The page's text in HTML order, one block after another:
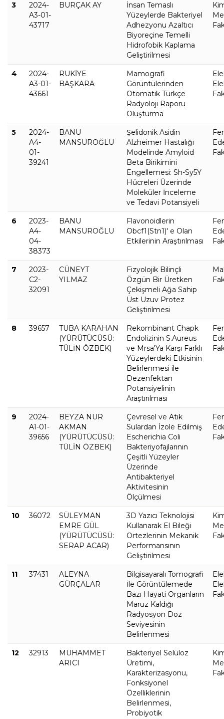
3
2024-
A3-01-
43717
BURÇAK AY
İnsan Temaslı
Yüzeylerde Bakteriyel
Adhezyonu Azaltıcı
Biyoreçine Temelli
Hidrofobik Kaplama
Geliştirilmesi
4
2024-
A3-01-
43661
RUKİYE
BAŞKARA
Mamografi
Görüntülerinden
Otomatik Türkçe
Radyoloji Raporu
Oluşturma
5
2024-
A4-
01-
39241
BANU
MANSUROĞLU
Şelidonik Asidin
Alzheimer Hastalığı
Modelinde Amyloid
Beta Birikimini
Engellemesi: Sh-Sy5Y
Hücreleri Üzerinde
Moleküler İnceleme
ve Tedavi Potansiyeli
6
2023-
A4-
04-
38373
BANU
MANSUROĞLU
Flavonoidlerin
Obcf1(Stn1)' e Olan
Etkilerinin Araştırılması
7
2023-
C2-
32091
CÜNEYT
YILMAZ
Fizyolojik Bilinçli
Özgün Bir Üretken
Çekişmeli Ağa Sahip
Üst Uzuv Protez
Geliştirilmesi
8 39657
TUBA KARAHAN
(YÜRÜTÜCÜSÜ:
TÜLİN ÖZBEK)
Rekombinant Chapk
Endolizinin S.Aureus
ve Mrsa'Ya Karşı Farklı
Yüzeylerdeki Etkisinin
Belirlenmesi ile
Dezenfektan
Potansiyelinin
Araştırılması
9
2024-
A1-01-
39656
BEYZA NUR
AKMAN
(YÜRÜTÜCÜSÜ:
TÜLİN ÖZBEK)
Çevresel ve Atık
Sulardan İzole Edilmiş
Escherichia Coli
Bakteriyofajlarının
Çeşitli Yüzeyler
Üzerinde
Antibakteriyel
Aktivitesinin
Ölçülmesi
10 36072
SÜLEYMAN
EMRE GÜL
(YÜRÜTÜCÜSÜ:
SERAP ACAR)
3D Yazıcı Teknolojisi
Kullanarak El Bileği
Ortezlerinin Mekanik
Performansının
Geliştirilmesi
11 37431
ALEYNA
GÜRÇALAR
Bilgisayaralı Tomografi
İle Görüntülemede
Bazı Hayati Organların
Maruz Kaldığı
Radyosyon Doz
Seviyesinin
Belirlenmesi
12 32913
MUHAMMET
ARICI
Bakteriyel Selüloz
Üretimi,
Karakterizasyonu,
Fonksiyonel
Özelliklerinin
Belirlenmesi,
Probiyotik